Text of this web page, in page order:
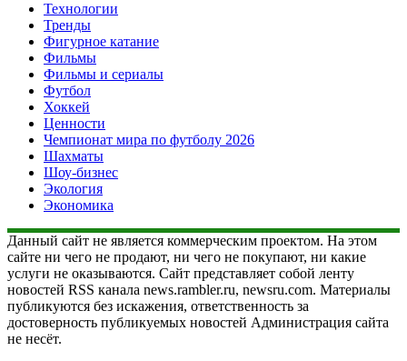
Технологии
Тренды
Фигурное катание
Фильмы
Фильмы и сериалы
Футбол
Хоккей
Ценности
Чемпионат мира по футболу 2026
Шахматы
Шоу-бизнес
Экология
Экономика
Данный сайт не является коммерческим проектом. На этом
сайте ни чего не продают, ни чего не покупают, ни какие
услуги не оказываются. Сайт представляет собой ленту
новостей RSS канала news.rambler.ru, newsru.com. Материалы
публикуются без искажения, ответственность за
достоверность публикуемых новостей Администрация сайта
не несёт.